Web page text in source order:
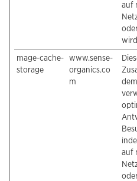
auf
mage-cache-
storage
www.sense-
organics.co
m
auf